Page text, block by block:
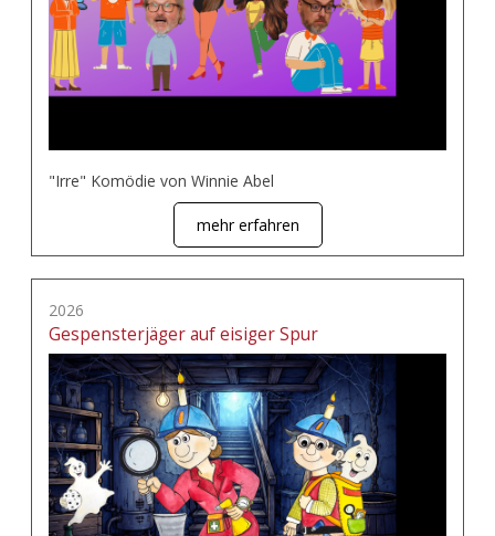
"Irre" Komödie von Winnie Abel
mehr erfahren
2026
Gespensterjäger auf eisiger Spur